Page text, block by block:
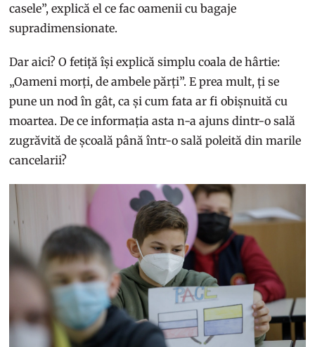
casele”, explică el ce fac oamenii cu bagaje
supradimensionate.
Dar aici? O fetiță își explică simplu coala de hârtie:
„Oameni morți, de ambele părți”. E prea mult, ți se
pune un nod în gât, ca și cum fata ar fi obișnuită cu
moartea. De ce informația asta n-a ajuns dintr-o sală
zugrăvită de școală până într-o sală poleită din marile
cancelarii?